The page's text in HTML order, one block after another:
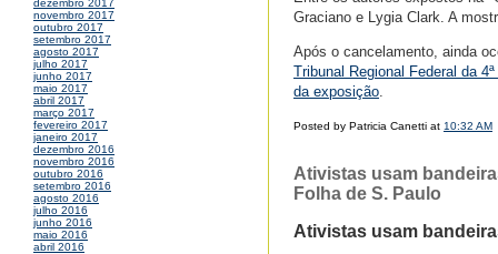
dezembro 2017
novembro 2017
outubro 2017
setembro 2017
agosto 2017
julho 2017
junho 2017
maio 2017
abril 2017
março 2017
fevereiro 2017
janeiro 2017
dezembro 2016
novembro 2016
outubro 2016
setembro 2016
agosto 2016
julho 2016
junho 2016
maio 2016
abril 2016
Graciano e Lygia Clark. A
Após o cancelamento, ainda
Tribunal Regional Federal da
da exposição.
Posted by Patricia Canetti at 10:32 AM
Ativistas usam
Folha de S. Paulo
Ativistas usam